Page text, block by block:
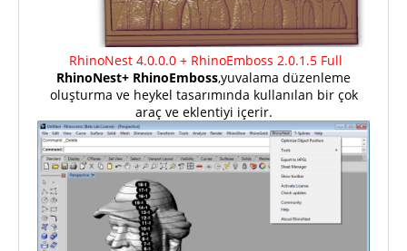
RhinoNest 4.0.0.0 + RhinoEmboss 2.0.1.5 Full
RhinoNest+ RhinoEmboss,yuvalama düzenleme
oluşturma ve heykel tasarımında kullanılan bir çok
araç ve eklentiyi içerir.